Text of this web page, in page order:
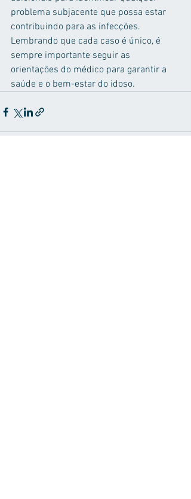
problema subjacente que possa estar
contribuindo para as infecções.
Lembrando que cada caso é único, é
sempre importante seguir as
orientações do médico para garantir a
saúde e o bem-estar do idoso.